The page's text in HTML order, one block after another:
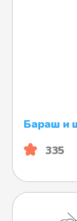
Бараш и
335